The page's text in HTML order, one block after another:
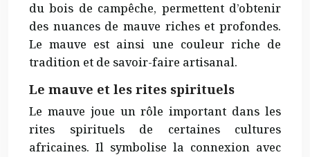
du bois de campêche, permettent d’obtenir
des nuances de mauve riches et profondes.
Le mauve est ainsi une couleur riche de
tradition et de savoir-faire artisanal.
Le mauve et les rites spirituels
Le mauve joue un rôle important dans les
rites spirituels de certaines cultures
africaines. Il symbolise la connexion avec